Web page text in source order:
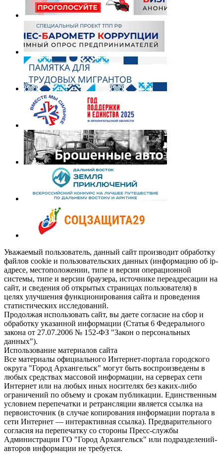
Уважаемый пользователь, данный сайт производит обработку
файлов cookie и пользовательских данных (информацию об ip-
адресе, местоположении, типе и версии операционной
системы, типе и версии браузера, источнике переадресации на
сайт, и сведения об открытых страницах пользователя) в
целях улучшения функционирования сайта и проведения
статистических исследований.
Продолжая использовать сайт, вы даете согласие на сбор и
обработку указанной информации (Статья 6 Федерального
закона от 27.07.2006 № 152-ФЗ "Закон о персональных
данных").
Использование материалов сайта
Все материалы официального Интернет-портала городского
округа "Город Архангельск" могут быть воспроизведены в
любых средствах массовой информации, на серверах сети
Интернет или на любых иных носителях без каких-либо
ограничений по объему и срокам публикации. Единственным
условием перепечатки и ретрансляции является ссылка на
первоисточник (в случае копирования информации портала в
сети Интернет — интерактивная ссылка). Предварительного
согласия на перепечатку со стороны Пресс-службы
Администрации ГО "Город Архангельск" или подразделений-
авторов информации не требуется.